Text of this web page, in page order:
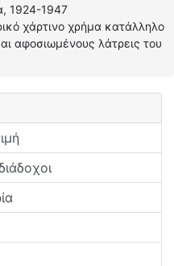
1924-1947
χάρτινο χρήμα κατάλληλο
αφοσιωμένους λάτρεις του